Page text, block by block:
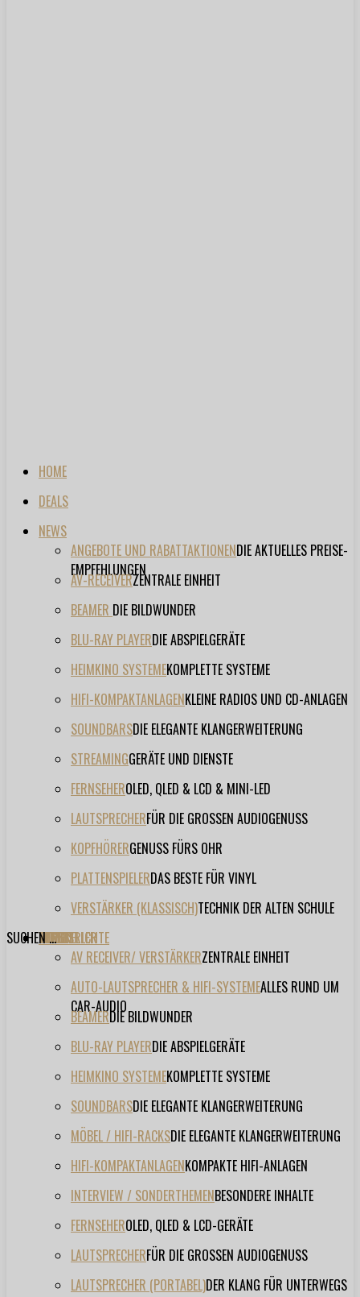
HOME
DEALS
NEWS
ANGEBOTE UND RABATTAKTIONENDIE AKTUELLES PREISE-
EMPFEHLUNGEN
AV-RECEIVERZENTRALE EINHEIT
BEAMER DIE BILDWUNDER
BLU-RAY PLAYERDIE ABSPIELGERÄTE
HEIMKINO SYSTEMEKOMPLETTE SYSTEME
HIFI-KOMPAKTANLAGENKLEINE RADIOS UND CD-ANLAGEN
SOUNDBARSDIE ELEGANTE KLANGERWEITERUNG
STREAMINGGERÄTE UND DIENSTE
FERNSEHEROLED, QLED & LCD & MINI-LED
LAUTSPRECHERFÜR DIE GROSSEN AUDIOGENUSS
KOPFHÖRERGENUSS FÜRS OHR
PLATTENSPIELERDAS BESTE FÜR VINYL
VERSTÄRKER (KLASSISCH)TECHNIK DER ALTEN SCHULE
TESTBERICHTE
AV RECEIVER/ VERSTÄRKERZENTRALE EINHEIT
AUTO-LAUTSPRECHER & HIFI-SYSTEMEALLES RUND UM
CAR-AUDIO
BEAMERDIE BILDWUNDER
BLU-RAY PLAYERDIE ABSPIELGERÄTE
HEIMKINO SYSTEMEKOMPLETTE SYSTEME
SOUNDBARSDIE ELEGANTE KLANGERWEITERUNG
MÖBEL / HIFI-RACKSDIE ELEGANTE KLANGERWEITERUNG
HIFI-KOMPAKTANLAGENKOMPAKTE HIFI-ANLAGEN
INTERVIEW / SONDERTHEMENBESONDERE INHALTE
FERNSEHEROLED, QLED & LCD-GERÄTE
LAUTSPRECHERFÜR DIE GROSSEN AUDIOGENUSS
LAUTSPRECHER (PORTABEL)DER KLANG FÜR UNTERWEGS
FORUM
FILME
VIDEOS
HERSTELLER
EVENT
SUCHEN ...